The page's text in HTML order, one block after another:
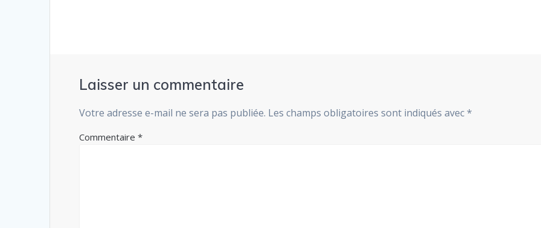
Laisser un commentaire
Votre adresse e-mail ne sera pas publiée. Les champs obligatoires sont indiqués avec*
Commentaire*